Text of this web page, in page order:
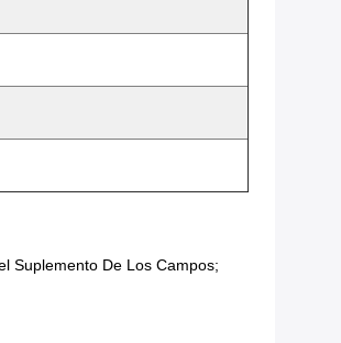
Suplemento De Los Campos;